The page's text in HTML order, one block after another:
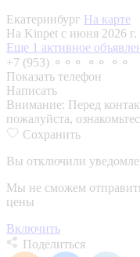
Екатеринбург На карте
На Kinpet c июня 2026 г.
Еще 1 активное
+7 (953) ⚬⚬⚬ ⚬⚬ ⚬⚬
Показать телефон
Написать
Внимание: Перед
пожалуйста,
Сохранить
Вы отключили
Мы не сможем
цены
Включить
Поделиться